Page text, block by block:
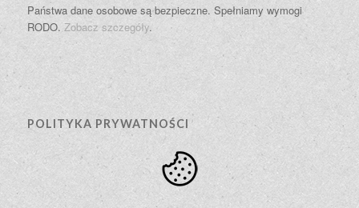
Państwa dane osobowe są bezpieczne. Spełniamy wymogi
RODO. Zobacz szczegóły.
POLITYKA PRYWATNOŚCI